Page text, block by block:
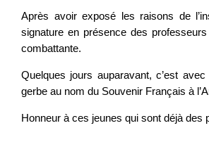
Après avoir exposé les raisons de
signature en présence des
combattante.
Quelques jours auparavant, c’est
gerbe au nom du Souvenir Français à
Honneur à ces jeunes qui sont déjà